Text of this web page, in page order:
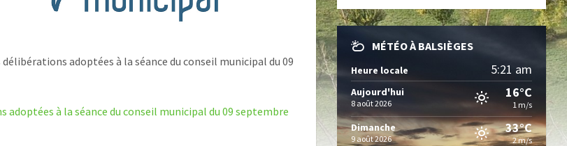
adoptées à la séance du conseil municipal du 09
adoptées à la séance du conseil municipal du 09 septembre
MÉTÉO À BALSIÈGES
Heure locale 5:21 am
Aujourd'hui
8 août 2026
16°C
1 m/s
Dimanche
9 août 2026
33°C
2 m/s